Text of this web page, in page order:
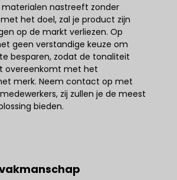
materialen nastreeft zonder
het doel, zal je product zijn
op de markt verliezen. Op
geen verstandige keuze om
besparen, zodat de tonaliteit
overeenkomt met het
merk. Neem contact op met
zij zullen je de meest
bieden.